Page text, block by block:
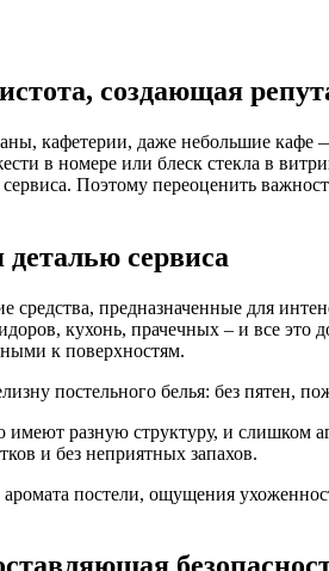
создающая
кафетерии, даже небольшие
в номере или блеск стекла в
Поэтому переоценить
сервиса
предназначенные для
кухонь, прачечных – и все
к поверхностям.
постельного белья: без пятен,
разную структуру, и слишком
и без неприятных запахов.
постели, ощущения